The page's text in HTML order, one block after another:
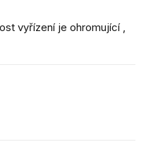
vyřízení je ohromující ,